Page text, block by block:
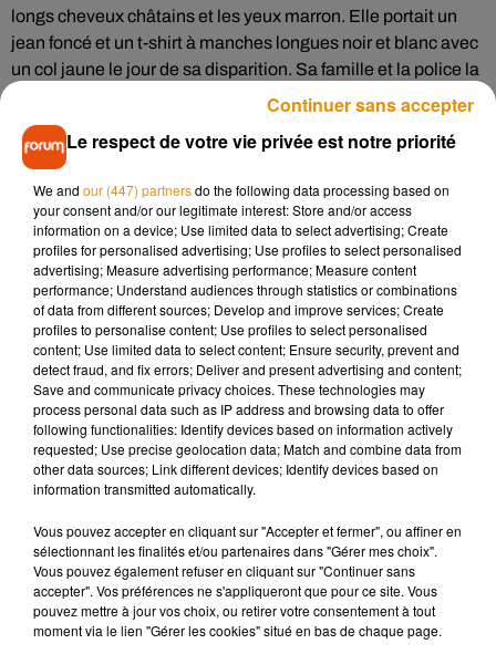
longs cheveux châtains et les yeux marron. Elle portait un
jean foncé et un t-shirt à manches longues noir et blanc avec
un col jaune le jour de sa disparition. Sa famille et la police la
recherchent. Si vous avez aperçu ou apercevez la jeune fille,
n’hésitez pas à prendre contact avec le commissariat au 05
45 39 38 37.
Mise à jour : Annabelle a été retrouvée saine et sauve à
Hendaye ce vendredi après-midi.
Musique
7 août 2026
Madonna sort enfin le remix de « Love
Sensation » avec Kylie Minogue
7 août 2026
Angèle et Amélie Lens dévoilent leur
collaboration tant attendue
Le respect de votre vie privée est notre priorité
We and our (447) partnersdo the following data processing based on
your consent and/or our legitimate interest: Store and/or access
information on a device; Use limited data to select advertising; Create
profiles for personalised advertising; Use profiles to select personalised
advertising; Measure advertising performance; Measure content
performance; Understand audiences through statistics or combinations
of data from different sources; Develop and improve services; Create
profiles to personalise content; Use profiles to select personalised
content; Use limited data to select content; Ensure security, prevent and
detect fraud, and fix errors; Deliver and present advertising and content;
Save and communicate privacy choices. These technologies may
process personal data such as IP address and browsing data to offer
following functionalities: Identify devices based on information actively
requested; Use precise geolocation data; Match and combine data from
other data sources; Link different devices; Identify devices based on
information transmitted automatically.
Vous pouvez accepter en cliquant sur "Accepter et fermer", ou affiner en
sélectionnant les finalités et/ou partenaires dans "Gérer mes choix".
Vous pouvez également refuser en cliquant sur "Continuer sans
accepter". Vos préférences ne s'appliqueront que pour ce site. Vous
pouvez mettre à jour vos choix, ou retirer votre consentement à tout
moment via le lien "Gérer les cookies" situé en bas de chaque page.
Continuer sans accepter